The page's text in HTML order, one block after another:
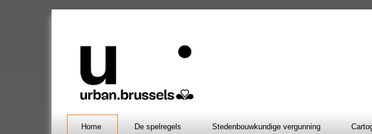
Home De spelregels Stedenbouwkundige vergunning